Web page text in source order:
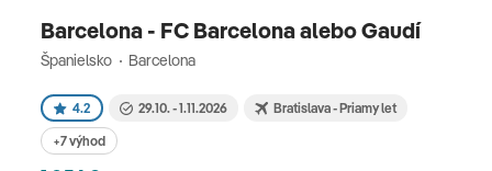
Barcelona - FC Barcelona alebo Gaudí
Španielsko Barcelona
4.2 29.10. - 1.11.2026 Bratislava - Priamy let
+7 výhod